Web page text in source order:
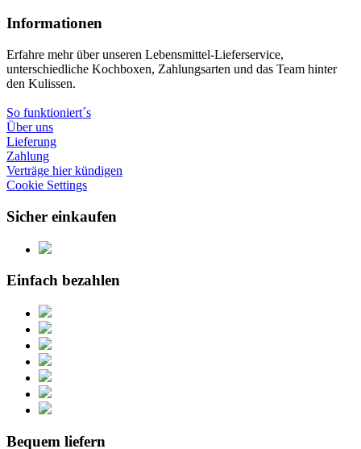
Informationen
Erfahre mehr über unseren Lebensmittel-Lieferservice,
unterschiedliche Kochboxen, Zahlungsarten und das Team hinter
den Kulissen.
So funktioniert´s
Über uns
Lieferung
Zahlung
Verträge hier kündigen
Cookie Settings
Sicher einkaufen
Einfach bezahlen
Bequem liefern